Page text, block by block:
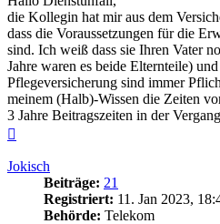
die Kollegin hat mir aus dem
dass die Voraussetzungen für die
sind. Ich weiß dass sie Ihren Vater
Jahre waren es beide Elternteile)
Pflegeversicherung sind immer
meinem (Halb)-Wissen die Zeiten
3 Jahre Beitragszeiten in der
Jokisch
Beiträge: 21
Registriert: 11. Jan 2023,
Behörde: Telekom